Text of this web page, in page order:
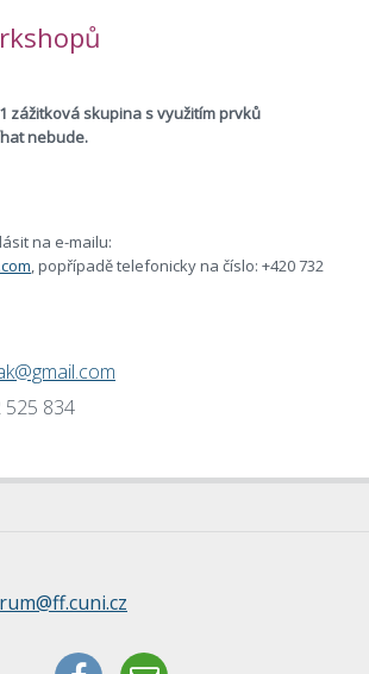
zážitková skupina s využitím prvků
nebude.
na e-mailu:
, popřípadě telefonicky na číslo: +420 732
525 834